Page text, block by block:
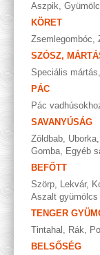
Aszpik,
KÖRET
Zsemlegombóc,
SZÓSZ,
Speciális mártás,
PÁC
Pác
SAVANYÚSÁG
Zöldbab, Uborka,
Gomba, Egyéb
BEFŐTT
Szörp, Lekvár,
Aszalt gyümölcs
TENGER
Tintahal , Rák,
BELSŐSÉG